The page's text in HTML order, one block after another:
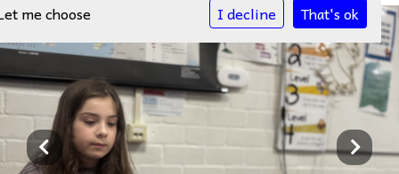
Home
Nieuws
Onze school
Kalender
me choose
I decline That's ok